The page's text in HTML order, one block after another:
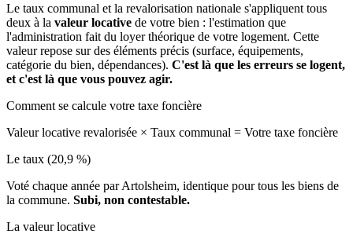
Le taux communal et la revalorisation nationale s'appliquent tous
deux à la valeur locative de votre bien : l'estimation que
l'administration fait du loyer théorique de votre logement. Cette
valeur repose sur des éléments précis (surface, équipements,
catégorie du bien, dépendances). C'est là que les erreurs se logent,
et c'est là que vous pouvez agir.
Comment se calcule votre taxe foncière
Valeur locative revalorisée × Taux communal = Votre taxe foncière
Le taux (20,9 %)
Voté chaque année par Artolsheim, identique pour tous les biens de
la commune. Subi, non contestable.
La valeur locative